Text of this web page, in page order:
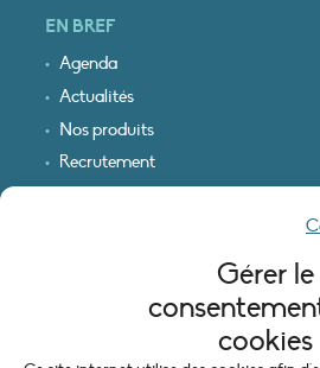
Gérer le
cookies
EN BREF
Agenda
Actualités
Nos produits
Recrutement
INFORMATIONS LÉGALES
Mentions légales